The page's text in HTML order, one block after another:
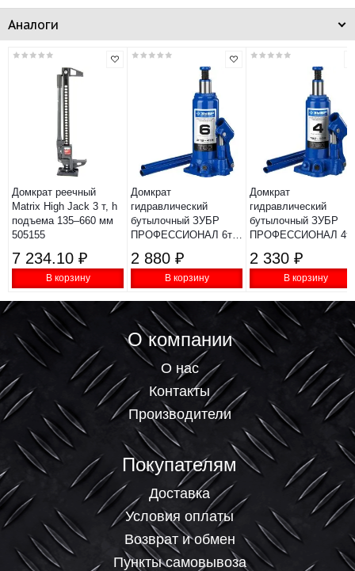
Аналоги
Домкрат реечный
Matrix High Jack 3 т, h
подъема 135–660 мм
505155
7 234.10 ₽
В корзину
Домкрат
гидравлический
бутылочный ЗУБР
ПРОФЕССИОНАЛ 6т
2 880 ₽
В корзину
Домкрат
гидравлический
бутылочный ЗУБР
ПРОФЕССИОНАЛ 4т
2 330 ₽
В корзину
О компании
О нас
Контакты
Производители
Покупателям
Доставка
Условия оплаты
Возврат и обмен
Пункты самовывоза